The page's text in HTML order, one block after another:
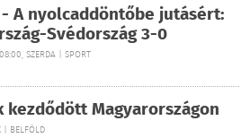
A nyolcaddöntőbe jutásért:
Svédország 3-0
SZERDA | SPORT
kezdődött Magyarországon
| BELFÖLD